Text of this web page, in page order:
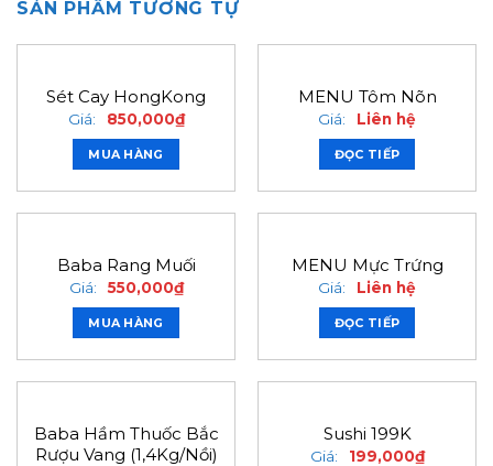
SẢN PHẨM TƯƠNG TỰ
Sét Cay HongKong
Giá: 850,000₫
MUA HÀNG
MENU Tôm Nõn
Giá: Liên hệ
ĐỌC TIẾP
Baba Rang Muối
Giá: 550,000₫
MUA HÀNG
MENU Mực Trứng
Giá: Liên hệ
ĐỌC TIẾP
Baba Hầm Thuốc Bắc
Rượu Vang (1,4Kg/Nồi)
Sushi 199K
Giá: 199,000₫